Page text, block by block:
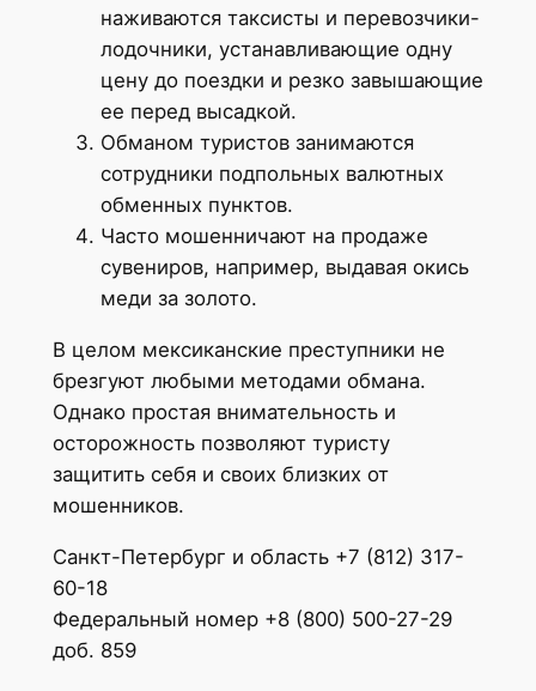
наживаются таксисты и перевозчики-
лодочники, устанавливающие одну
цену до поездки и резко завышающие
ее перед высадкой.
Обманом туристов занимаются
сотрудники подпольных валютных
обменных пунктов.
Часто мошенничают на продаже
сувениров, например, выдавая окись
меди за золото.
В целом мексиканские преступники не
брезгуют любыми методами обмана.
Однако простая внимательность и
осторожность позволяют туристу
защитить себя и своих близких от
мошенников.
Санкт-Петербург и область +7 (812) 317-
60-18
Федеральный номер +8 (800) 500-27-29
доб. 859